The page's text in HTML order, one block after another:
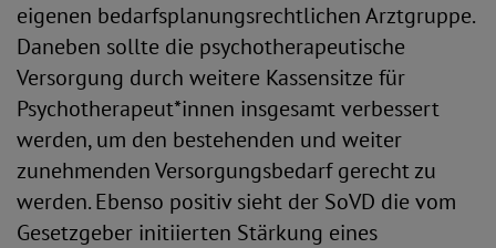
eigenen bedarfsplanungsrechtlichen Arztgruppe.
Daneben sollte die psychotherapeutische
Versorgung durch weitere Kassensitze für
Psychotherapeut*innen insgesamt verbessert
werden, um den bestehenden und weiter
zunehmenden Versorgungsbedarf gerecht zu
werden. Ebenso positiv sieht der SoVD die vom
Gesetzgeber initiierten Stärkung eines